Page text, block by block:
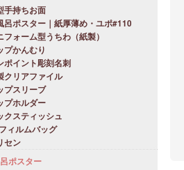
手持ちお面
呂ポスター｜紙厚薄め・ユポ#110
フォーム型うちわ（紙製）
プかんむり
ポイント彫刻名刺
クリアファイル
プスリーブ
プホルダー
クスティッシュ
ィルムバッグ
セン
ポスター